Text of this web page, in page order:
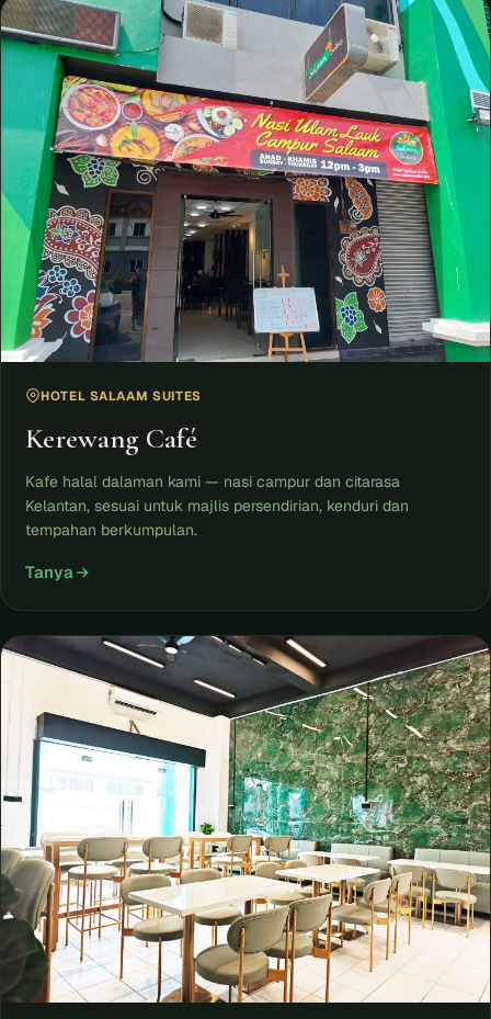
HOTEL SALAAM SUITES
Kerewang Café
Kafe halal dalaman kami — nasi campur dan citarasa
Kelantan, sesuai untuk majlis persendirian, kenduri dan
tempahan berkumpulan.
Tanya